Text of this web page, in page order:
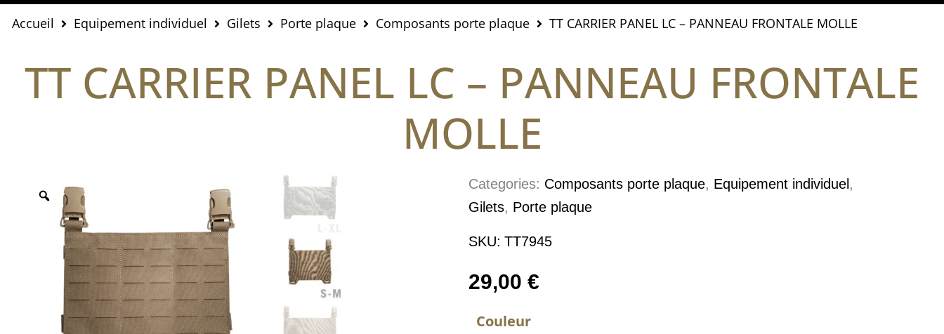
Accueil Equipement individuel Gilets Porte plaque Composants porte plaque TT CARRIER PANEL LC – PANNEAU FRONTALE MOLLE
TT CARRIER PANEL LC – PANNEAU FRONTALE
MOLLE
Couleur
de
Categories: Composants porte plaque, Equipement individuel ,
Gilets, Porte plaque
SKU: TT7945
29,00€